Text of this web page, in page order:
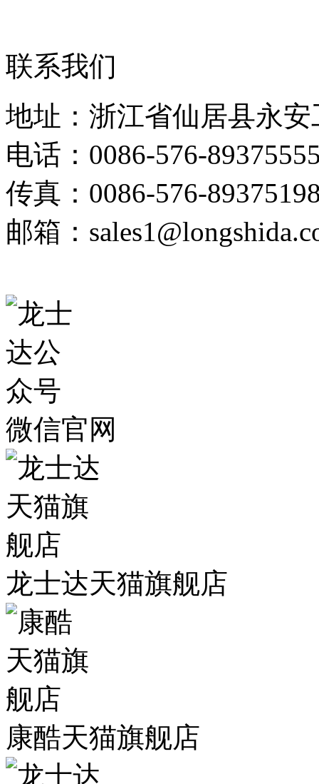
联系我们
地址：浙江省仙居县永
电话：0086-576-
传真：0086-576-
邮箱：
微信官网
龙士达天猫旗舰店
康酷天猫旗舰店